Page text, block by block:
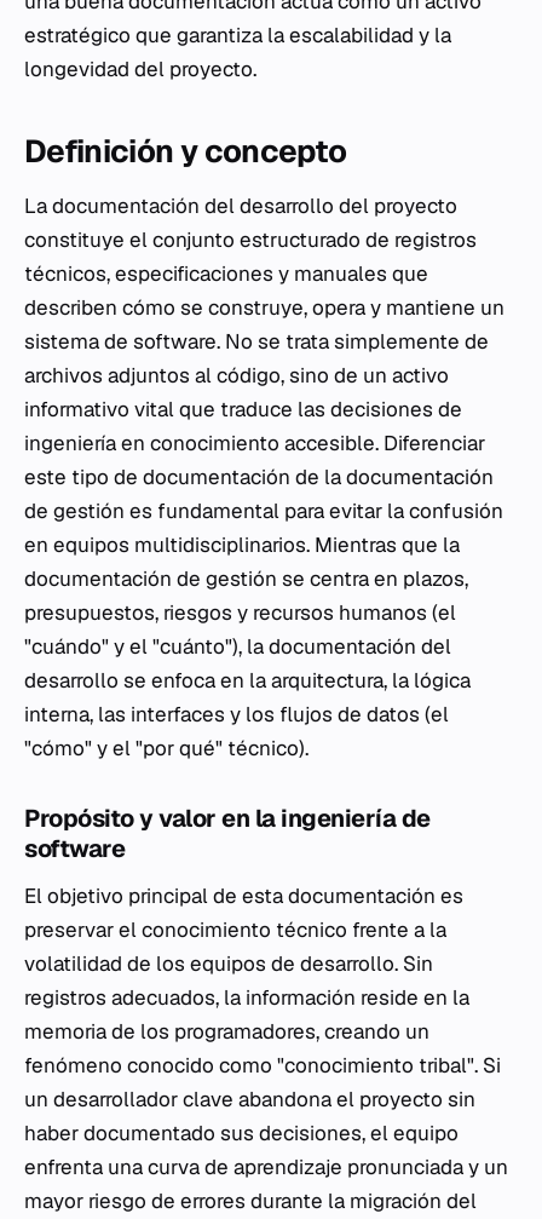
estratégico que garantiza la escalabilidad y la
longevidad del proyecto.
Definición y concepto
La documentación del desarrollo del proyecto
constituye el conjunto estructurado de registros
técnicos, especificaciones y manuales que
describen cómo se construye, opera y mantiene un
sistema de software. No se trata simplemente de
archivos adjuntos al código, sino de un activo
informativo vital que traduce las decisiones de
ingeniería en conocimiento accesible. Diferenciar
este tipo de documentación de la documentación
de gestión es fundamental para evitar la confusión
en equipos multidisciplinarios. Mientras que la
documentación de gestión se centra en plazos,
presupuestos, riesgos y recursos humanos (el
"cuándo" y el "cuánto"), la documentación del
desarrollo se enfoca en la arquitectura, la lógica
interna, las interfaces y los flujos de datos (el
"cómo" y el "por qué" técnico).
Propósito y valor en la ingeniería de
software
El objetivo principal de esta documentación es
preservar el conocimiento técnico frente a la
volatilidad de los equipos de desarrollo. Sin
registros adecuados, la información reside en la
memoria de los programadores, creando un
fenómeno conocido como "conocimiento tribal". Si
un desarrollador clave abandona el proyecto sin
haber documentado sus decisiones, el equipo
enfrenta una curva de aprendizaje pronunciada y un
mayor riesgo de errores durante la migración del